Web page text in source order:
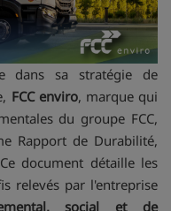
dans sa stratégie de
FCC enviro, marque qui
du groupe FCC,
Rapport de Durabilité,
document détaille les
relevés par l'entreprise
social et de